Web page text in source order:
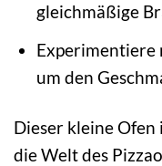
gleichmäßige
Experimentiere
um den
Dieser kleine
die Welt des